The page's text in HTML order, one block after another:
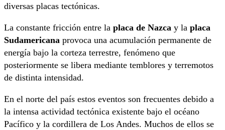
diversas placas tectónicas.
La constante fricción entre la placa de Nazca y la placa
Sudamericana provoca una acumulación permanente de
energía bajo la corteza terrestre, fenómeno que
posteriormente se libera mediante temblores y terremotos
de distinta intensidad.
En el norte del país estos eventos son frecuentes debido a
la intensa actividad tectónica existente bajo el océano
Pacífico y la cordillera de Los Andes. Muchos de ellos se